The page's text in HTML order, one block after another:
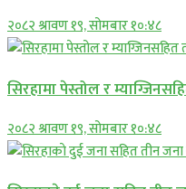
२०८२ श्रावण १९, सोमबार १०:४८
सिरहामा पेस्तोल र
२०८२ श्रावण १९, सोमबार १०:४८